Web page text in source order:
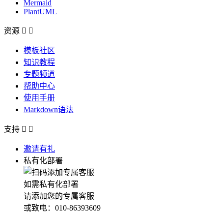
Mermaid
PlantUML
资源  
模板社区
知识教程
专题频道
帮助中心
使用手册
Markdown语法
支持  
邀请有礼
私有化部署
如需私有化部署
请添加您的专属客服
或致电：010-86393609